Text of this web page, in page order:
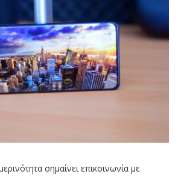
σημαίνει επικοινωνία με